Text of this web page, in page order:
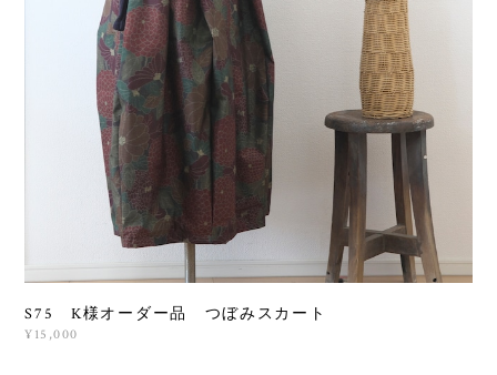
S75 K様オーダー品 つぼみスカート
¥15,000